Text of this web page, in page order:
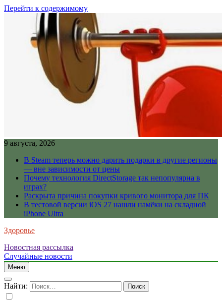
Перейти к содержимому
9 августа, 2026
В Steam теперь можно дарить подарки в другие регионы
— вне зависимости от цены
Почему технология DirectStorage так непопулярна в
играх?
Раскрыта причина покупки кривого монитора для ПК
В тестовой версии iOS 27 нашли намёки на складной
iPhone Ultra
Здоровье
Новостная рассылка
Случайные новости
Меню
Найти: